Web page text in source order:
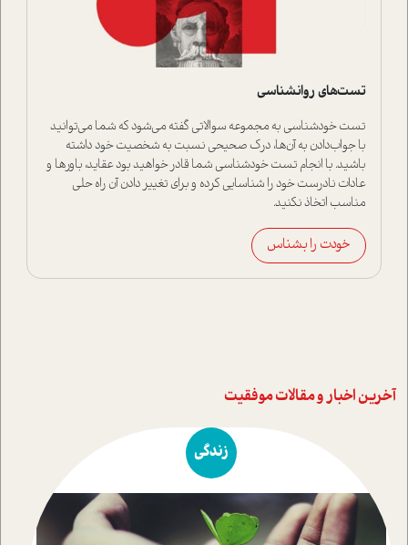
تست‌های روانشناسی
تست خودشناسی به مجموعه سوالاتی گفته می‌شود که شما می‌توانید
با جواب‌دادن به آن‌ها، درک صحیحی نسبت به شخصیت خود داشته
باشید. با انجام تست خودشناسی شما قادر خواهید بود عقاید، باورها و
عادات نادرست خود را شناسایی کرده و برای تغییر دادن آن راه حلی
مناسب اتخاذ نکنید.
خودت را بشناس
آخرین اخبار و مقالات موفقیت
زندگی